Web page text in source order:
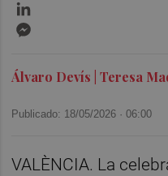
Álvaro Devís | Teresa
Publicado: 18/05/2026 ·06:00
VALÈNCIA. La